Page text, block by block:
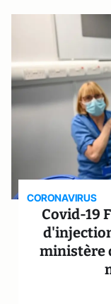
CORONAVIRUS
Covid-19
ministère